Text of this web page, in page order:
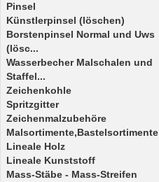
Pinsel
Künstlerpinsel (löschen)
Borstenpinsel Normal und Uws
(lösc...
Wasserbecher Malschalen und
Staffel...
Zeichenkohle
Spritzgitter
Zeichenmalzubehöre
Malsortimente,Bastelsortimente
Lineale Holz
Lineale Kunststoff
Mass-Stäbe - Mass-Streifen